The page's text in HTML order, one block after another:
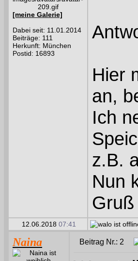
[meine Galerie]
Dabei seit: 11.01.2014
Beiträge: 111
Herkunft: München
Postid: 16893
Hier
an,
Ich
z.B.
Nun
Gruß
12.06.2018 07:41
Naina Beitrag Nr.: 2